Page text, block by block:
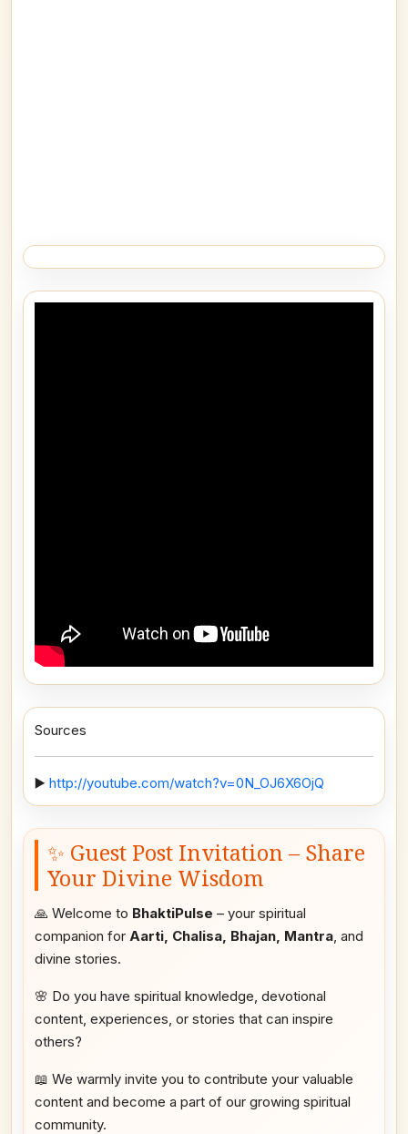
Sources
▶️ http://youtube.com/watch?v=0N_OJ6X6OjQ
✨ Guest Post Invitation – Share
Your Divine Wisdom
🙏 Welcome to BhaktiPulse – your spiritual
companion for Aarti, Chalisa, Bhajan, Mantra, and
divine stories.
🌸 Do you have spiritual knowledge, devotional
content, experiences, or stories that can inspire
others?
📖 We warmly invite you to contribute your valuable
content and become a part of our growing spiritual
community.